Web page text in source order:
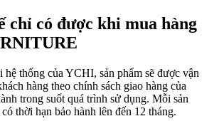
chỉ có được khi mua hàng
hệ thống của YCHI, sản phẩm sẽ được vận
hàng theo chính sách giao hàng của
trong suốt quá trình sử dụng. Mỗi sản
thời hạn bảo hành lên đến 12 tháng.